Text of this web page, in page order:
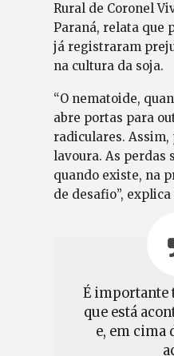
Rural de Coronel
Paraná, relata que
já registraram
na cultura da soja.
“O nematoide,
abre portas para
radiculares.
lavoura. As perdas
quando existe, na
de desafio”,
É importante
que está
e, em cima